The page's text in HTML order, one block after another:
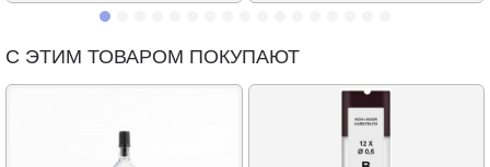
С ЭТИМ ТОВАРОМ ПОКУПАЮТ